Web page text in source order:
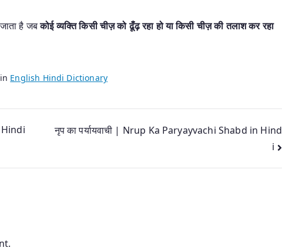
है जबकोई व्यक्ति किसी चीज़ को ढूँढ़ रहा हो या किसी चीज़ की तलाश कर रहा
English Hindi Dictionary
Hindi
नृप का पर्यायवाची | Nrup Ka Paryayvachi Shabd in Hind
i